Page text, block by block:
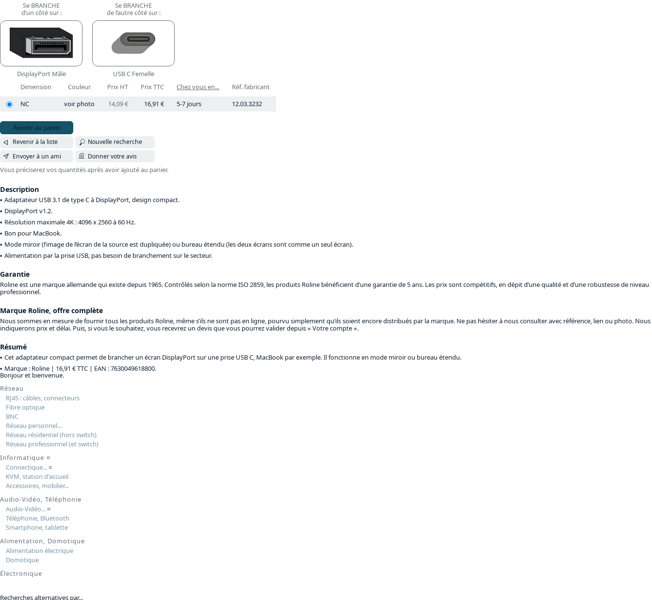
Se BRANCHE
d’un côté sur :
DisplayPort Mâle
Se BRANCHE
de l’autre côté sur :
USB C Femelle
Dimension
Couleur Prix HT Prix TTC Chez vous en...
Réf. fabricant
NC
voir photo 14,09 € 16,91 € 5-7 jours 12.03.3232
Ajouter au panier
Revenir à la liste
Nouvelle recherche
Envoyer à un ami
Donner votre avis
Vous préciserez vos quantités après avoir ajouté au panier.
Description
Adaptateur USB 3.1 de type C à DisplayPort, design compact.
DisplayPort v1.2.
Résolution maximale 4K : 4096 x 2560 à 60 Hz.
Bon pour MacBook.
Mode miroir (l’image de l’écran de la source est dupliquée) ou bureau étendu (les deux écrans sont comme un seul écran).
Alimentation par la prise USB, pas besoin de branchement sur le secteur.
Garantie
Roline est une marque allemande qui existe depuis 1965. Contrôlés selon la norme ISO 2859, les produits Roline bénéficient d’une garantie de 5 ans. Les prix sont compétitifs, en dépit d’une qualité et d’une robustesse de niveau
professionnel.
Marque Roline, offre complète
Nous sommes en mesure de fournir tous les produits Roline, même s’ils ne sont pas en ligne, pourvu simplement qu’ils soient encore distribués par la marque. Ne pas hésiter à nous consulter avec référence, lien ou photo. Nous
indiquerons prix et délai. Puis, si vous le souhaitez, vous recevrez un devis que vous pourrez valider depuis « Votre compte ».
Résumé
Cet adaptateur compact permet de brancher un écran DisplayPort sur une prise USB C, MacBook par exemple. Il fonctionne en mode miroir ou bureau étendu.
Marque : Roline | 16,91 € TTC | EAN : 7630049618800.
Bonjour et bienvenue.
Réseau
RJ45 : câbles, connecteurs
Fibre optique
BNC
Réseau personnel...
Réseau résidentiel (hors switch)
Réseau professionnel (et switch)
Informatique ¤
Connectique...¤
KVM, station d'accueil
Accessoires, mobilier...
Audio-Vidéo, Téléphonie
Audio-Vidéo...¤
Téléphonie, Bluetooth
Smartphone, tablette
Alimentation, Domotique
Alimentation électrique
Domotique
Électronique
Recherches alternatives par...